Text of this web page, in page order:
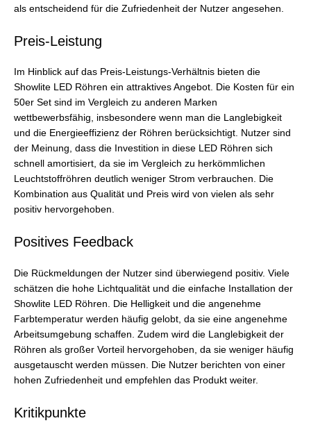
als entscheidend für die Zufriedenheit der Nutzer angesehen.
Preis-Leistung
Im Hinblick auf das Preis-Leistungs-Verhältnis bieten die
Showlite LED Röhren ein attraktives Angebot. Die Kosten für ein
50er Set sind im Vergleich zu anderen Marken
wettbewerbsfähig, insbesondere wenn man die Langlebigkeit
und die Energieeffizienz der Röhren berücksichtigt. Nutzer sind
der Meinung, dass die Investition in diese LED Röhren sich
schnell amortisiert, da sie im Vergleich zu herkömmlichen
Leuchtstoffröhren deutlich weniger Strom verbrauchen. Die
Kombination aus Qualität und Preis wird von vielen als sehr
positiv hervorgehoben.
Positives Feedback
Die Rückmeldungen der Nutzer sind überwiegend positiv. Viele
schätzen die hohe Lichtqualität und die einfache Installation der
Showlite LED Röhren. Die Helligkeit und die angenehme
Farbtemperatur werden häufig gelobt, da sie eine angenehme
Arbeitsumgebung schaffen. Zudem wird die Langlebigkeit der
Röhren als großer Vorteil hervorgehoben, da sie weniger häufig
ausgetauscht werden müssen. Die Nutzer berichten von einer
hohen Zufriedenheit und empfehlen das Produkt weiter.
Kritikpunkte